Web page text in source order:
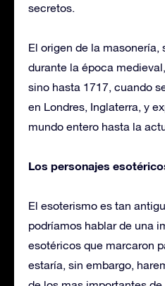
secretos.
El origen de la masonería,
durante la época
sino hasta 1717, cuando
en Londres, Inglaterra, y
mundo entero hasta la
Los personajes
El esoterismo es tan
podríamos hablar de una
esotéricos que marcaron
estaría, sin embargo,